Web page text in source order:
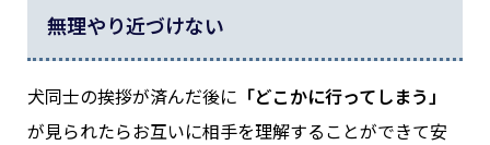
無理やり近づけない
犬同士の挨拶が済んだ後に 「どこかに行ってしまう」
が見られたらお互いに相手を理解することができて安